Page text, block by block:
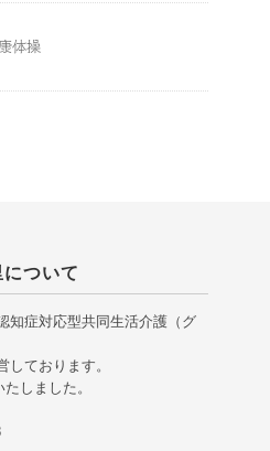
体操
ついて
知症対応型共同生活介護（グ
しております。
しました。